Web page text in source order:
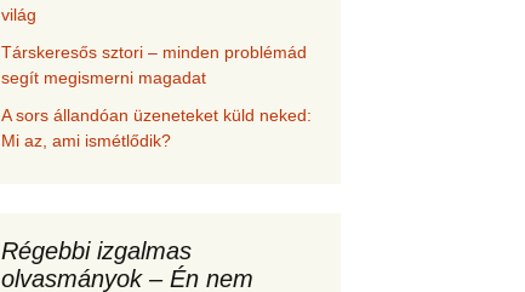
világ
Társkeresős sztori – minden problémád
segít megismerni magadat
A sors állandóan üzeneteket küld neked:
Mi az, ami ismétlődik?
Régebbi izgalmas
olvasmányok – Én nem